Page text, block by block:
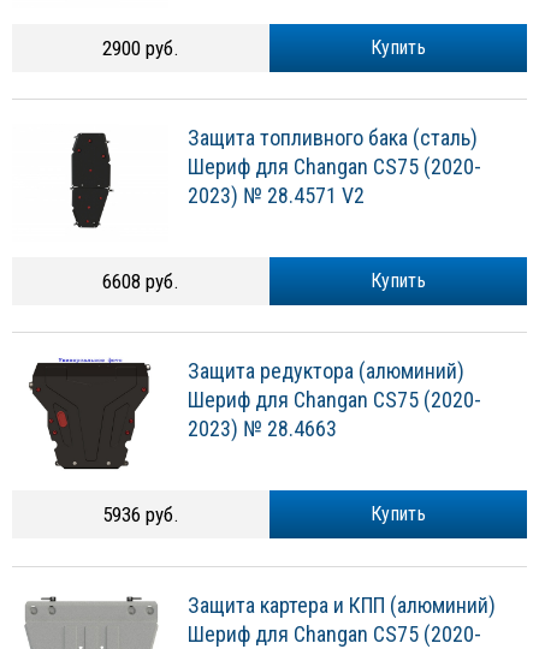
Купить
2900 руб.
Защита топливного бака (сталь)
Шериф для Changan CS75 (2020-
2023) № 28.4571 V2
Купить
6608 руб.
Защита редуктора (алюминий)
Шериф для Changan CS75 (2020-
2023) № 28.4663
Купить
5936 руб.
Защита картера и КПП (алюминий)
Шериф для Changan CS75 (2020-